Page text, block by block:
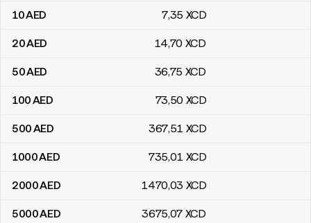
10AED 7,35 XCD
20AED 14,70 XCD
50AED 36,75 XCD
100AED 73,50 XCD
500AED 367,51 XCD
1000AED 735,01 XCD
2000AED 1470,03 XCD
5000AED 3675,07 XCD